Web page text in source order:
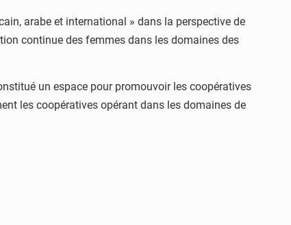
arabe et international » dans la perspective de
continue des femmes dans les domaines des
un espace pour promouvoir les coopératives
les coopératives opérant dans les domaines de